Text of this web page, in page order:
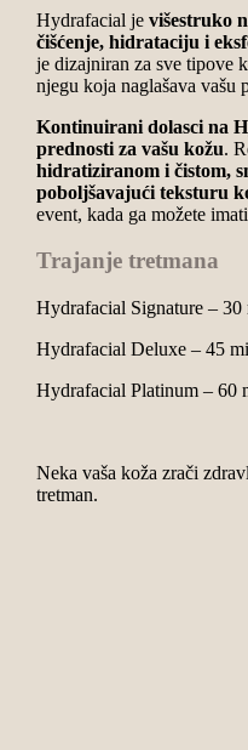
Hydrafacial je višestruko
čišćenje, hidrataciju i
je dizajniran za sve tipove
njegu koja naglašava vašu
Kontinuirani dolasci na
prednosti za vašu kožu.
hidratiziranom i čistom,
poboljšavajući teksturu
event, kada ga možete
Trajanje tretmana
Hydrafacial Signature – 30
Hydrafacial Deluxe – 45
Hydrafacial Platinum – 60
Neka vaša koža zrači
tretman.